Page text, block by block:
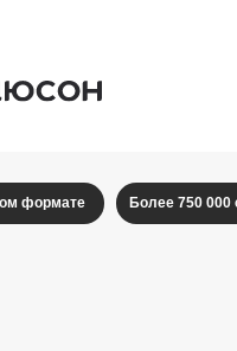
формате Более 750